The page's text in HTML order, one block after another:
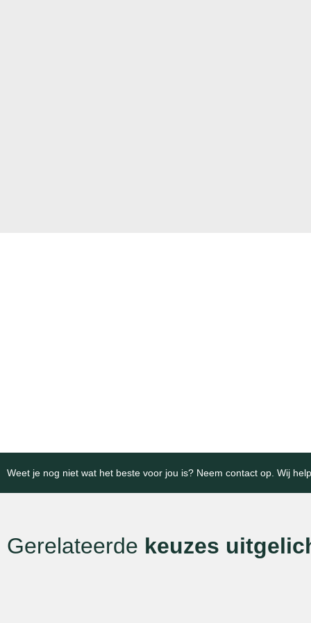
Weet je nog niet wat het beste voor jou is? Neem contact op. Wij
Gerelateerde keuzes